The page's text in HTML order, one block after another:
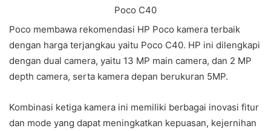
Poco C40
Poco membawa rekomendasi HP Poco kamera terbaik
dengan harga terjangkau yaitu Poco C40. HP ini dilengkapi
dengan dual camera, yaitu 13 MP main camera, dan 2 MP
depth camera, serta kamera depan berukuran 5MP.
Kombinasi ketiga kamera ini memiliki berbagai inovasi fitur
dan mode yang dapat meningkatkan kepuasan, kejernihan